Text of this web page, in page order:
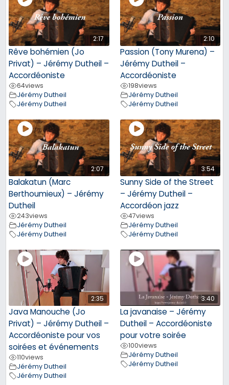
2:17
Rêve bohémien (Jo
Privat) – Jérémy Dutheil –
Accordéoniste
64views
Jérémy Dutheil
Jérémy Dutheil
2:10
Passion (Tony Murena) –
Jérémy Dutheil –
Accordéoniste
198views
Jérémy Dutheil
Jérémy Dutheil
2:07
Balakatun (Marc
Berthoumieux) – Jérémy
Dutheil
243views
Jérémy Dutheil
Jérémy Dutheil
3:54
Sunny Side of the Street
– Jérémy Dutheil –
Accordéon jazz
47views
Jérémy Dutheil
Jérémy Dutheil
2:35
Java Manouche (Jo
Privat) – Jérémy Dutheil –
Accordéoniste pour vos
soirées et événements
110views
Jérémy Dutheil
Jérémy Dutheil
3:40
La javanaise – Jérémy
Dutheil – Accordéoniste
pour votre soirée
100views
Jérémy Dutheil
Jérémy Dutheil